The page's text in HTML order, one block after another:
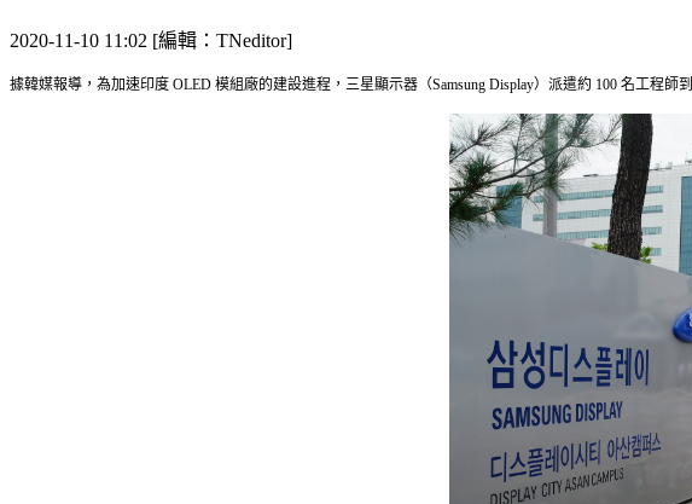
2020-11-10 11:02 [編輯：TNeditor]
據韓媒報導，為加速印度 OLED 模組廠的建設進程，三星顯示器（Samsung Display）派遣約 100 名工程